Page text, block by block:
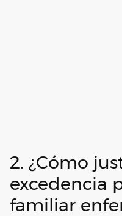
2. ¿Cómo
excedencia
familiar